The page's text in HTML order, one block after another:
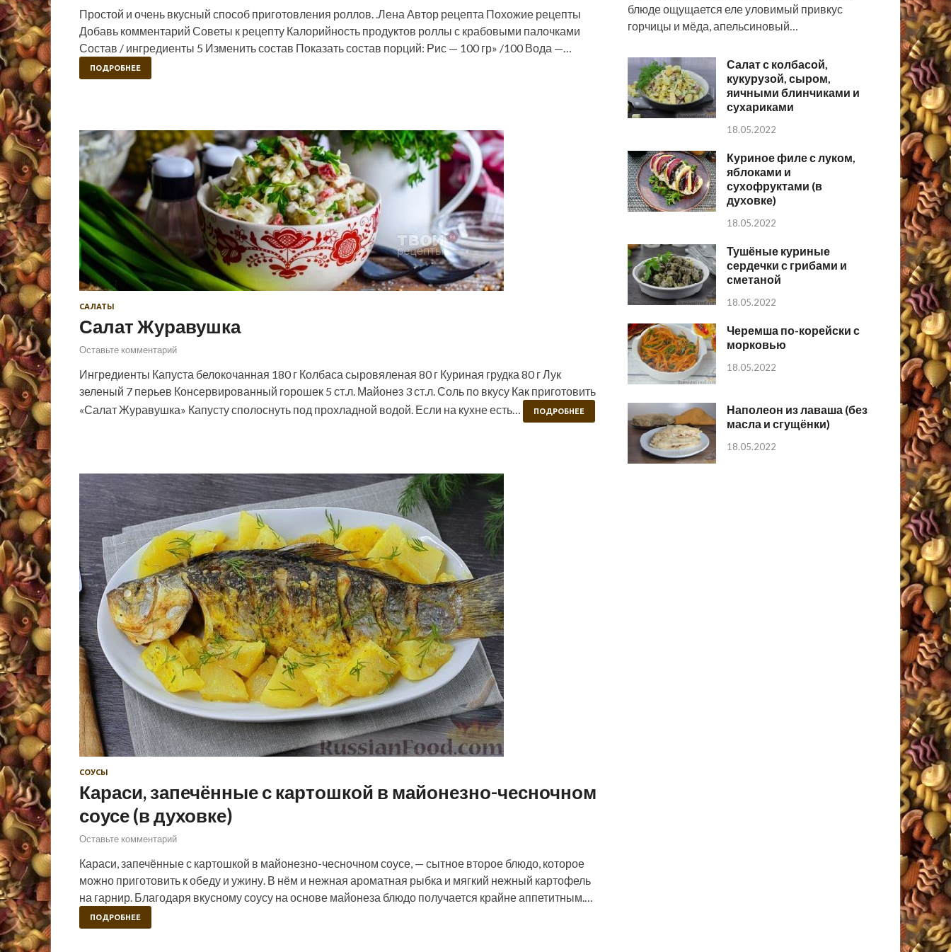
Простой и очень вкусный способ приготовления роллов. .Лена Автор рецепта Похожие рецепты
Добавь комментарий Советы к рецепту Калорийность продуктов роллы с крабовыми палочками
Состав / ингредиенты 5 Изменить состав Показать состав порций: Рис — 100 гр» /100 Вода —…
ПОДРОБНЕЕ
САЛАТЫ
Салат Журавушка
Оставьте комментарий
Ингредиенты Капуста белокочанная 180 г Колбаса сыровяленая 80 г Куриная грудка 80 г Лук
зеленый 7 перьев Консервированный горошек 5 ст.л. Майонез 3 ст.л. Соль по вкусу Как приготовить
«Салат Журавушка» Капусту сполоснуть под прохладной водой. Если на кухне есть…
ПОДРОБНЕЕ
СОУСЫ
Караси, запечённые с картошкой в майонезно-чесночном
соусе (в духовке)
Оставьте комментарий
Караси, запечённые с картошкой в майонезно-чесночном соусе, — сытное второе блюдо, которое
можно приготовить к обеду и ужину. В нём и нежная ароматная рыбка и мягкий нежный картофель
на гарнир. Благодаря вкусному соусу на основе майонеза блюдо получается крайне аппетитным.…
ПОДРОБНЕЕ
блюде ощущается еле уловимый привкус
горчицы и мёда, апельсиновый…
Салат с колбасой,
кукурузой, сыром,
яичными блинчиками и
сухариками
18.05.2022
Куриное филе с луком,
яблоками и
сухофруктами (в
духовке)
18.05.2022
Тушёные куриные
сердечки с грибами и
сметаной
18.05.2022
Черемша по-корейски с
морковью
18.05.2022
Наполеон из лаваша (без
масла и сгущёнки)
18.05.2022